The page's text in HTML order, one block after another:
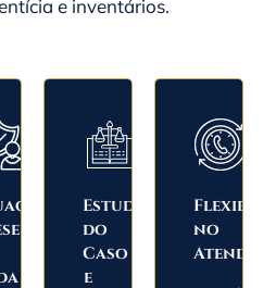
e inventários.
Estudo
do
Caso
e
no